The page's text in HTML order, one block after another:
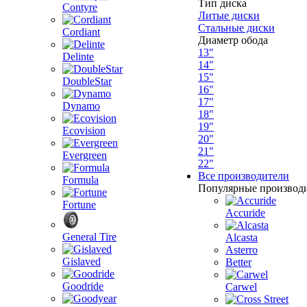
Contyre
Cordiant
Delinte
DoubleStar
Dynamo
Ecovision
Evergreen
Formula
Fortune
General Tire
Gislaved
Goodride
Тип диска
Литые диски
Стальные диски
Диаметр обода
13"
14"
15"
16"
17"
18"
19"
20"
21"
22"
Все производители
Популярные
Accuride
Alcasta
Asterro
Better
Carwel